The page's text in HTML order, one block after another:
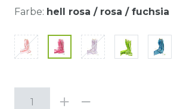
Farbe: hell rosa / rosa / fuchsia